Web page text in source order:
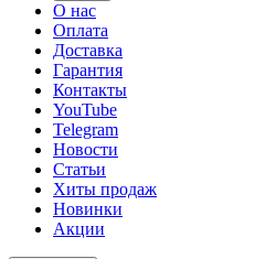
О нас
Оплата
Доставка
Гарантия
Контакты
YouTube
Telegram
Новости
Статьи
Хиты продаж
Новинки
Акции